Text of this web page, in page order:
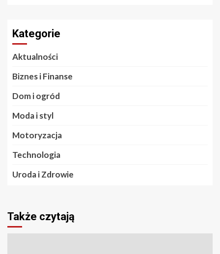
Kategorie
Aktualności
Biznes i Finanse
Dom i ogród
Moda i styl
Motoryzacja
Technologia
Uroda i Zdrowie
Także czytają